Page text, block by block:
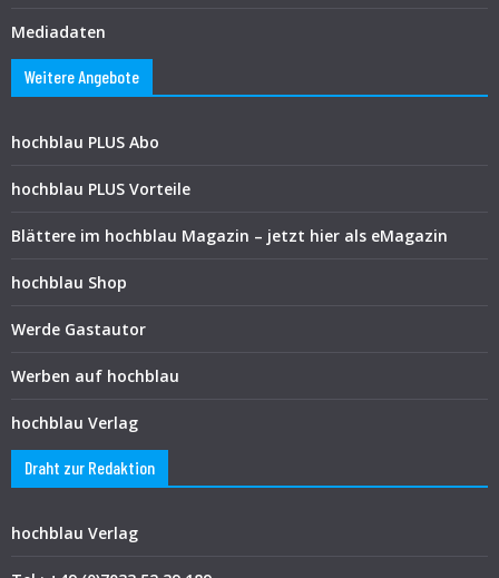
Mediadaten
Weitere Angebote
hochblau PLUS Abo
hochblau PLUS Vorteile
Blättere im hochblau Magazin – jetzt hier als eMagazin
hochblau Shop
Werde Gastautor
Werben auf hochblau
hochblau Verlag
Draht zur Redaktion
hochblau Verlag